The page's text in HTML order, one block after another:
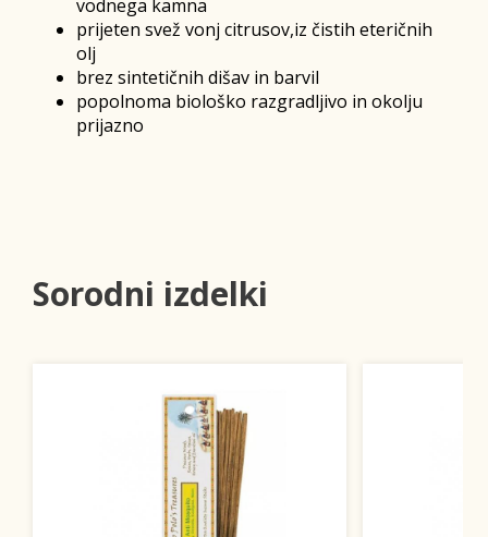
vodnega kamna
prijeten svež vonj citrusov,iz čistih eteričnih
olj
brez sintetičnih dišav in barvil
popolnoma biološko razgradljivo in okolju
prijazno
Sorodni izdelki